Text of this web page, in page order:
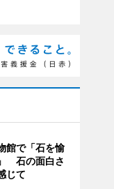
館で「石を愉
石の面白さ
じて